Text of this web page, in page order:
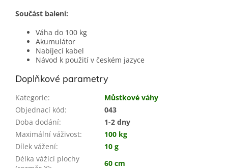
Součást balení:
Váha do 100 kg
Akumulátor
Nabíjecí kabel
Návod k použití v českém jazyce
Doplňkové parametry
Kategorie:
Můstkové váhy
Objednací kód:
043
Doba dodání:
1-2 dny
Maximální váživost:
100 kg
Dílek vážení:
10 g
Délka vážící plochy
60 cm